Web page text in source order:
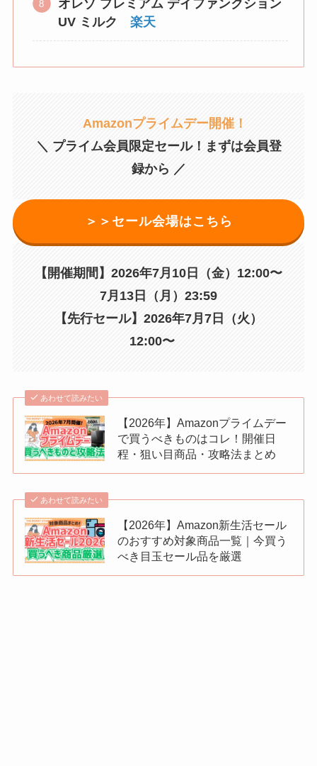
オレゾ プレミアム デイファンクション
UV ミルク 楽天
Amazonプライムデー開催！
＼ プライム会員限定セール！まずは会員登
録から ／
＞＞セール会場はこちら
【開催期間】2026年7月10日（金）12:00〜
7月13日（月）23:59
【先行セール】2026年7月7日（火）
12:00〜
あわせて読みたい
【2026年】Amazonプライムデー
で買うべきものはコレ！開催日
程・狙い目商品・攻略法まとめ
あわせて読みたい
【2026年】Amazon新生活セール
のおすすめ対象商品一覧｜今買う
べき目玉セール品を厳選